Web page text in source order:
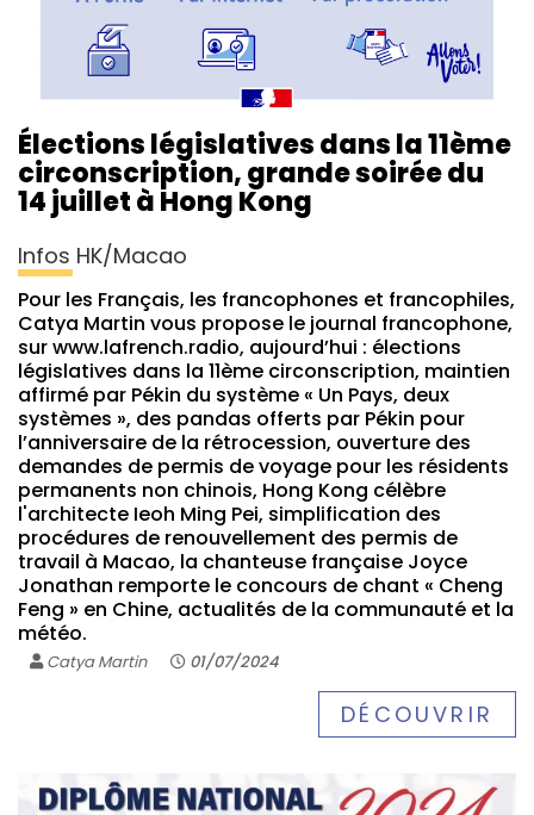
Élections législatives dans la 11ème
circonscription, grande soirée du
14 juillet à Hong Kong
Infos HK/Macao
Pour les Français, les francophones et francophiles,
Catya Martin vous propose le journal francophone,
sur www.lafrench.radio, aujourd’hui : élections
législatives dans la 11ème circonscription, maintien
affirmé par Pékin du système « Un Pays, deux
systèmes », des pandas offerts par Pékin pour
l’anniversaire de la rétrocession, ouverture des
demandes de permis de voyage pour les résidents
permanents non chinois, Hong Kong célèbre
l'architecte Ieoh Ming Pei, simplification des
procédures de renouvellement des permis de
travail à Macao, la chanteuse française Joyce
Jonathan remporte le concours de chant « Cheng
Feng » en Chine, actualités de la communauté et la
météo.
Catya Martin 01/07/2024
DÉCOUVRIR